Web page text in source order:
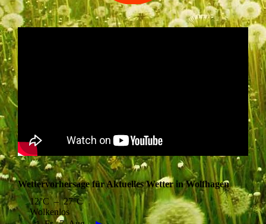
Wettervorhersage für Aktuelles Wetter in Wolfhagen
12°C – 27°C
Wolkenlos